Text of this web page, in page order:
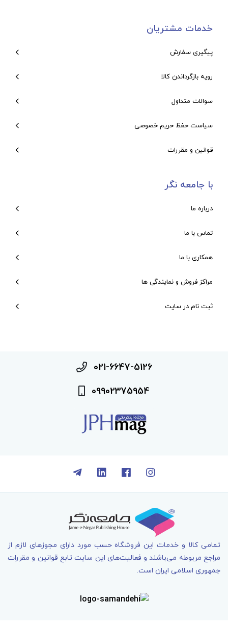
خدمات مشتریان
پیگیری سفارش
رویه بازگرداندن کالا
سوالات متداول
سیاست حفظ حریم خصوصی
قوانین و مقررات
با جامعه نگر
درباره ما
تماس با ما
همکاری با ما
مراکز فروش و نمایندگی ها
ثبت نام در سایت
021-6647-5126
09902375954
تمامی کالا و خدمات اين فروشگاه حسب مورد دارای مجوزهای لازم از
مراجع مربوطه می‌باشند و فعاليت‌های اين سايت تابع قوانين و مقررات
جمهوری اسلامی ايران است.